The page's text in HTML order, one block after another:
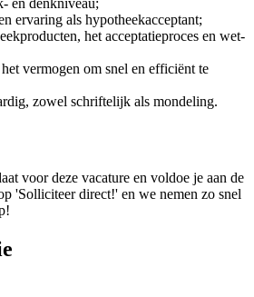
ervaring als hypotheekacceptant;
het acceptatieproces en wet-
vermogen om snel en efficiënt te
zowel schriftelijk als mondeling.
voor deze vacature en voldoe je aan de
'Solliciteer direct!' en we nemen zo snel